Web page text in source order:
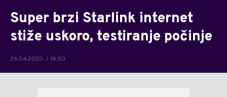
Super brzi Starlink internet
stiže uskoro, testiranje počinje
26.04.2020. / 18:50